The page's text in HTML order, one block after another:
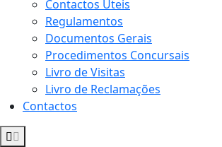
Contactos Úteis
Regulamentos
Documentos Gerais
Procedimentos Concursais
Livro de Visitas
Livro de Reclamações
Contactos